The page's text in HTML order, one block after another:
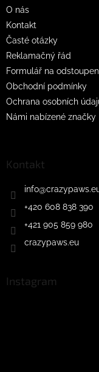
O nás
Kontakt
Časté otázky
Reklamačný řád
Formulář na
Obchodní podmínky
Ochrana osobních
Námi nabízené značky
Kontakt
info@
+420 608 838 390
+421 905 859 980
crazypaws.eu
Instagram